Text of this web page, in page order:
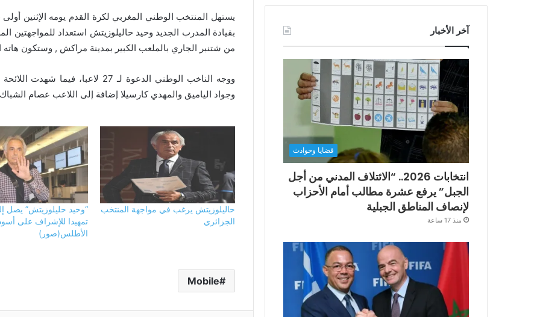
يستهل المنتخب الوطني المغربي لكرة القدم يومه الإثنين
من شتنبر الجاري بالملعب الكبير بمدينة مراكش , وستكون
ووجه الناخب الوطني الدعوة لـ 27
وجواد الياميق والمهدي كارسيلا إضافة إلى اللاعب عصام
حاليلوزيتش يرغب في مواجهة المنتخب
الجزائري
“وحيد حليلوزيتش” يصل
تمهيدا للإشراف على
الأطلس(صور)
Mobile
آخر الأخبار
قضايا وحوادث
انتخابات 2026.. “الائتلاف المدني من أجل
الجبل” يرفع عشرة مطالب أمام الأحزاب
لإنصاف المناطق الجبلية
منذ 17 ساعة